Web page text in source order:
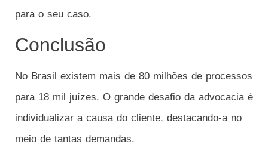
para o seu caso.
Conclusão
No Brasil existem mais de 80 milhões de processos
para 18 mil juízes. O grande desafio da advocacia é
individualizar a causa do cliente, destacando-a no
meio de tantas demandas.